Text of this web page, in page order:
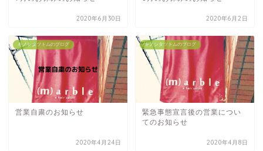
2020年6月30日 2020年6月2日
キノシタツトムのブログ
営業自粛のお知らせ
2020年4月24日
キノシタツトムのブログ
緊急事態宣言後の営業につい
てのお知らせ
2020年4月8日